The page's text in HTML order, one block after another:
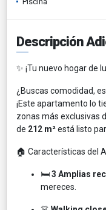
Descripción
✨ ¡Tu nuevo hogar de
¿Buscas comodidad,
¡Este apartamento lo
zonas más exclusivas
de 212 m²está listo
🏠 Características del
🛏️3 Amplias
mereces.